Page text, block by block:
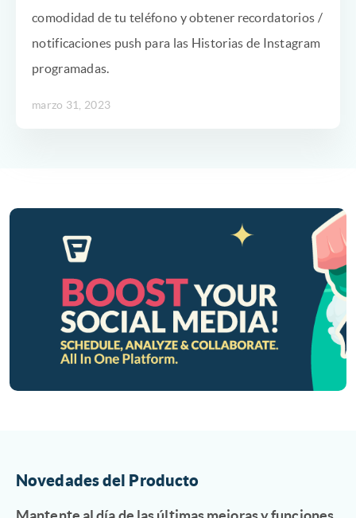
comodidad de tu teléfono y obtener recordatorios /
notificaciones push para las Historias de Instagram
programadas.
marzo 31, 2023
Novedades del Producto